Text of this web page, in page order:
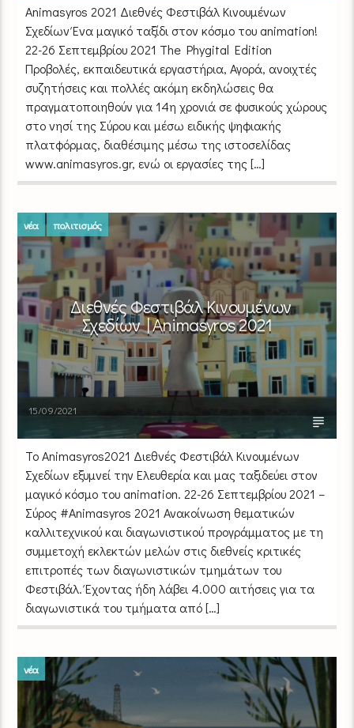
Animasyros 2021 Διεθνές Φεστιβάλ Κινουμένων
Σχεδίων Ένα μαγικό ταξίδι στον κόσμο του animation!
22-26 Σεπτεμβρίου 2021 The Phygital Edition
Προβολές, εκπαιδευτικά εργαστήρια, Αγορά, ανοιχτές
συζητήσεις και πολλές ακόμη εκδηλώσεις θα
πραγματοποιηθούν για 14η χρονιά σε φυσικούς χώρους
στο νησί της Σύρου και μέσω ειδικής ψηφιακής
πλατφόρμας, διαθέσιμης μέσω της ιστοσελίδας
www.animasyros.gr, ενώ οι εργασίες της […]
νέα πολιτισμός
Διεθνές Φεστιβάλ Κινουμένων
Σχεδίων | Animasyros 2021
15/09/2021
Το Animasyros2021 Διεθνές Φεστιβάλ Κινουμένων
Σχεδίων εξυμνεί την Ελευθερία και μας ταξιδεύει στον
μαγικό κόσμο του animation. 22-26 Σεπτεμβρίου 2021 –
Σύρος #Animasyros 2021 Ανακοίνωση θεματικών
καλλιτεχνικού και διαγωνιστικού προγράμματος με τη
συμμετοχή εκλεκτών μελών στις διεθνείς κριτικές
επιτροπές των διαγωνιστικών τμημάτων του
Φεστιβάλ. Έχοντας ήδη λάβει 4.000 αιτήσεις για τα
διαγωνιστικά του τμήματα από […]
νέα